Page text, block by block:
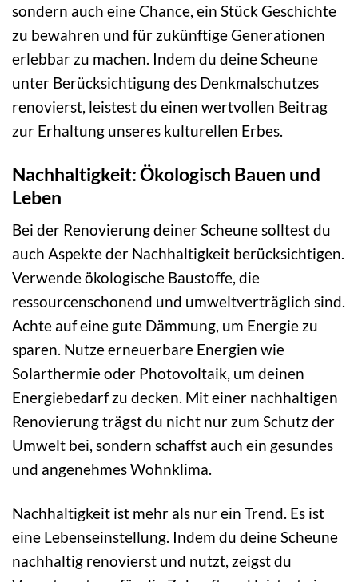
sondern auch eine Chance, ein Stück Geschichte
zu bewahren und für zukünftige Generationen
erlebbar zu machen. Indem du deine Scheune
unter Berücksichtigung des Denkmalschutzes
renovierst, leistest du einen wertvollen Beitrag
zur Erhaltung unseres kulturellen Erbes.
Nachhaltigkeit: Ökologisch Bauen und
Leben
Bei der Renovierung deiner Scheune solltest du
auch Aspekte der Nachhaltigkeit berücksichtigen.
Verwende ökologische Baustoffe, die
ressourcenschonend und umweltverträglich sind.
Achte auf eine gute Dämmung, um Energie zu
sparen. Nutze erneuerbare Energien wie
Solarthermie oder Photovoltaik, um deinen
Energiebedarf zu decken. Mit einer nachhaltigen
Renovierung trägst du nicht nur zum Schutz der
Umwelt bei, sondern schaffst auch ein gesundes
und angenehmes Wohnklima.
Nachhaltigkeit ist mehr als nur ein Trend. Es ist
eine Lebenseinstellung. Indem du deine Scheune
nachhaltig renovierst und nutzt, zeigst du